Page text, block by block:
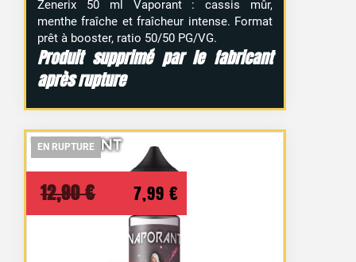
Zenerix 50 ml Vaporant : cassis mûr,
menthe fraîche et fraîcheur intense. Format
prêt à booster, ratio 50/50 PG/VG.
Produit supprimé par le fabricant
après rupture
EN RUPTURE
EN RUPTURE
12,90€
Le
prix
initial
7,99 €
prix
EN RUPTURE